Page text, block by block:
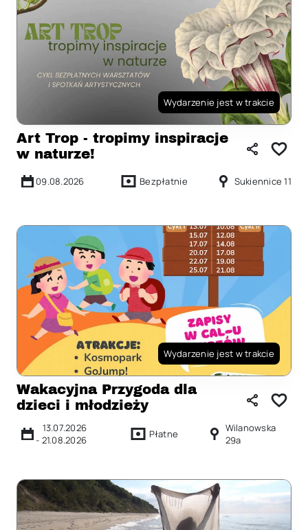
Wydarzenie jest w trakcie
Art Trop - tropimy inspiracje
w naturze!
09.08.2026 Bezpłatnie Sukiennice 11
Wydarzenie jest w trakcie
Wakacyjna Przygoda dla
dzieci i młodzieży
13.07.2026
- 21.08.2026 Płatne
Wilanowska
29a